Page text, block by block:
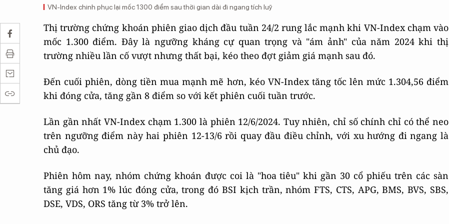
VN-Index chinh phục lại mốc 1300 điểm sau thời gian dài đi ngang tích luỹ
Thị trường chứng khoán phiên giao dịch đầu tuần 24/2 rung lắc mạnh khi VN-Index chạm vào
mốc 1.300 điểm. Đây là ngưỡng kháng cự quan trọng và "ám ảnh" của năm 2024 khi thị
trường nhiều lần cố vượt nhưng thất bại, kéo theo đợt giảm giá mạnh sau đó.
Đến cuối phiên, dòng tiền mua mạnh mẽ hơn, kéo VN-Index tăng tốc lên mức 1.304,56 điểm
khi đóng cửa, tăng gần 8 điểm so với kết phiên cuối tuần trước.
Lần gần nhất VN-Index chạm 1.300 là phiên 12/6/2024. Tuy nhiên, chỉ số chính chỉ có thể neo
trên ngưỡng điểm này hai phiên 12-13/6 rồi quay đầu điều chỉnh, với xu hướng đi ngang là
chủ đạo.
Phiên hôm nay, nhóm chứng khoán được coi là "hoa tiêu" khi gần 30 cổ phiếu trên các sàn
tăng giá hơn 1% lúc đóng cửa, trong đó BSI kịch trần, nhóm FTS, CTS, APG, BMS, BVS, SBS,
DSE, VDS, ORS tăng từ 3% trở lên.